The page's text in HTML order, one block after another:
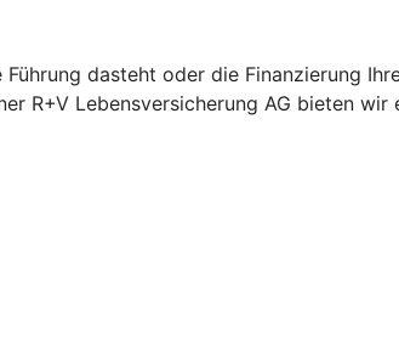
dasteht oder die Finanzierung
R+V Lebensversicherung AG bieten